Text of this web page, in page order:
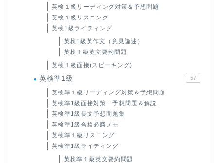
英検１級リーディング対策＆予想問題
英検１級リスニング
英検1級ライティング
英検1級英作文（意見論述）
英検１級英文要約問題
英検１級面接(スピーキング)
英検準1級 57
英検準１級リーディング対策＆予想問題
英検準1級面接対策・予想問題＆解説
英検準1級長文予想問題集
英検準1級合格必勝メモ
英検準１級リスニング
英検準1級ライティング
英検準１級英文要約問題